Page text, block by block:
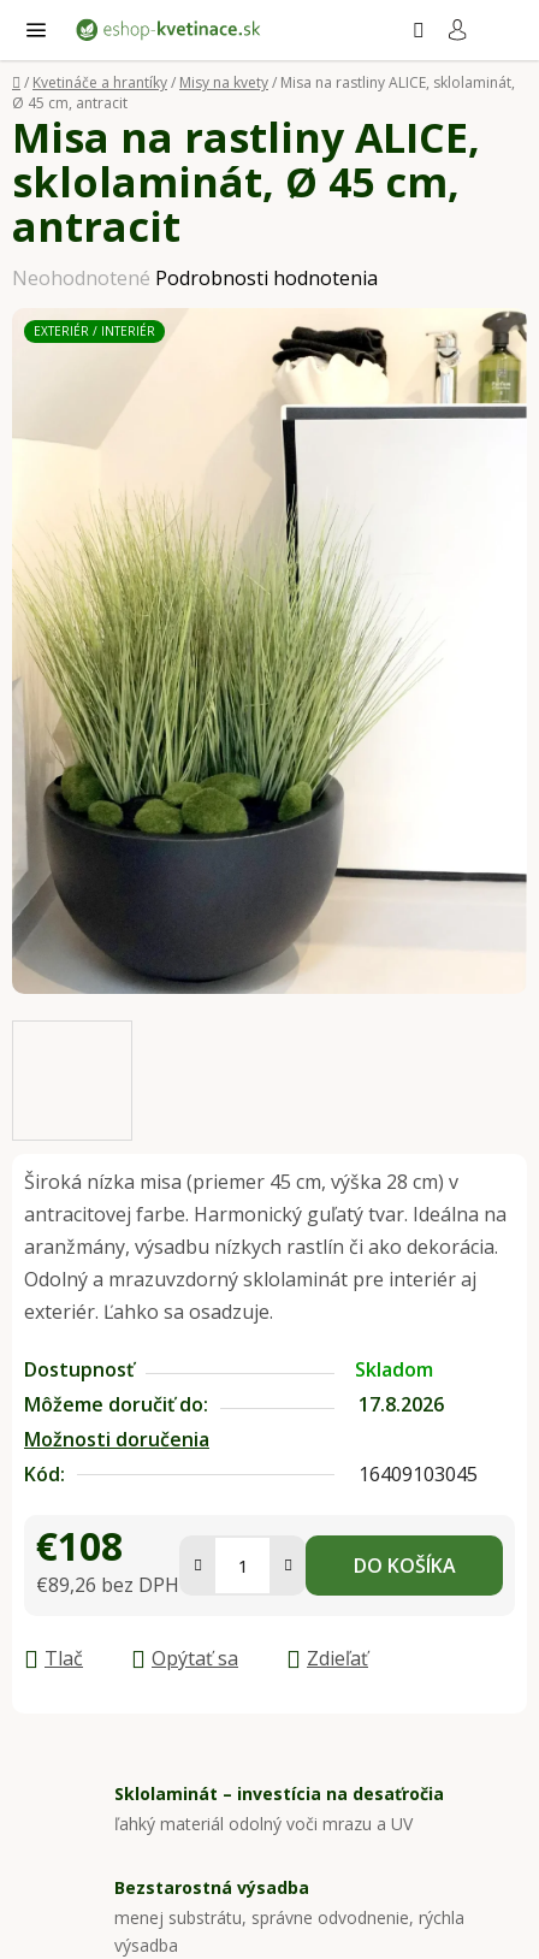
obsah
Domov
/ Kvetináče a hrantíky/ Misy na kvety/ Misa na rastliny ALICE, sklolaminát,
Ø 45 cm, antracit
Široká nízka misa (priemer 45 cm, výška 28 cm) v
antracitovej farbe. Harmonický guľatý tvar. Ideálna na
aranžmány, výsadbu nízkych rastlín či ako dekorácia.
Odolný a mrazuvzdorný sklolaminát pre interiér aj
exteriér. Ľahko sa osadzuje.
Dostupnosť
Skladom
Môžeme doručiť do:
17.8.2026
Možnosti doručenia
Kód:
16409103045
€108
€89,26 bez DPH
DO KOŠÍKA
Tlač Opýtať sa Zdieľať
Misa na rastliny ALICE,
sklolaminát, Ø 45 cm,
antracit
Priemerné
hodnotenie
produktu
z
hviezdičiek.
Neohodnotené Podrobnosti hodnotenia
EXTERIÉR / INTERIÉR
Sklolaminát – investícia na desaťročia
ľahký materiál odolný voči mrazu a UV
Bezstarostná výsadba
menej substrátu, správne odvodnenie, rýchla
výsadba